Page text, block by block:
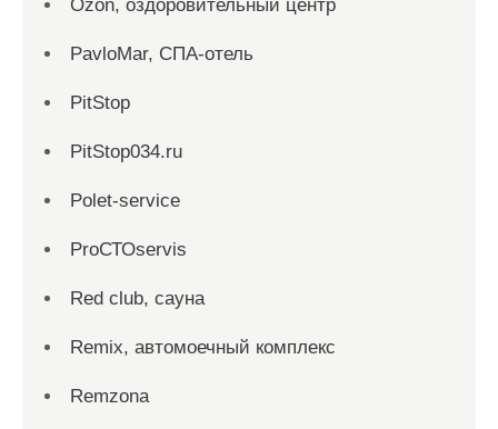
Ozon, оздоровительный центр
PavloMar, СПА-отель
PitStop
PitStop034.ru
Polet-service
ProСТОservis
Red сlub, сауна
Remix, автомоечный комплекс
Remzona